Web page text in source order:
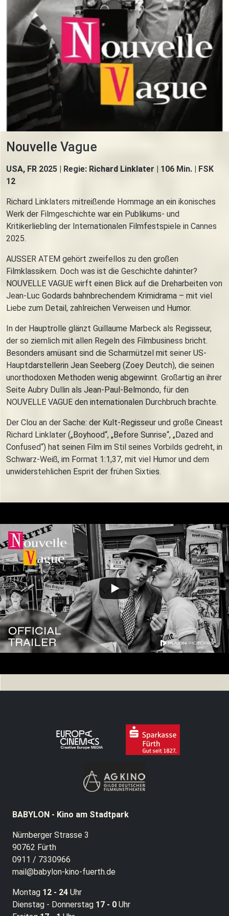
Nouvelle Vague
USA, FR 2025 | Regie: Richard Linklater | 106 Min. | FSK
12
Richard Linklaters mitreißende Hommage an ein ikonisches
Werk der Filmgeschichte war ein Publikums- und
Kritikerliebling der Internationalen Filmfestspiele in Cannes
2025.
AUSSER ATEM gehört zweifellos zu den großen
Filmklassikern. Doch was ist die Geschichte dahinter?
NOUVELLE VAGUE wirft einen Blick auf die Dreharbeiten von
Jean-Luc Godards bahnbrechendem Krimidrama – mit viel
Liebe zum Detail, zahlreichen Verweisen und Humor.
In der Hauptrolle glänzt Guillaume Marbeck als Regisseur,
der so ziemlich mit allen Regeln des Filmbusiness bricht.
Besonders amüsant sind die Scharmützel mit seiner US-
Hauptdarstellerin Jean Seeberg (Zoey Deutch), die seinen
unorthodoxen Methoden wenig abgewinnt. Großartig an ihrer
Seite Aubry Dullin als Jean-Paul-Belmondo, für den
NOUVELLE VAGUE den internationalen Durchbruch brachte.
Der Clou an der Sache: der Kult-Regisseur und große Cineast
Richard Linklater („Boyhood“, „Before Sunrise“, „Dazed and
Confused“) hat seinen Film im Stil seines Vorbilds gedreht, in
Schwarz-Weiß, im Format 1:1,37, mit viel Humor und dem
unwiderstehlichen Esprit der frühen Sixties.
BABYLON - Kino am Stadtpark
Nürnberger Strasse 3
90762 Fürth
0911 / 7330966
mail@babylon-kino-fuerth.de
Montag 12 - 24 Uhr
Dienstag - Donnerstag 17 - 0 Uhr